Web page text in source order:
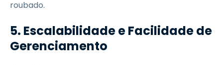
roubado.
5. Escalabilidade e Facilidade de
Gerenciamento